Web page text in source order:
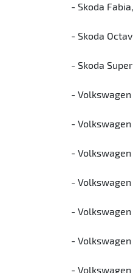
- Skoda
- Skoda
- Skoda
- Volkswagen
- Volkswagen
- Volkswagen
- Volkswagen
- Volkswagen
- Volkswagen
- Volkswagen